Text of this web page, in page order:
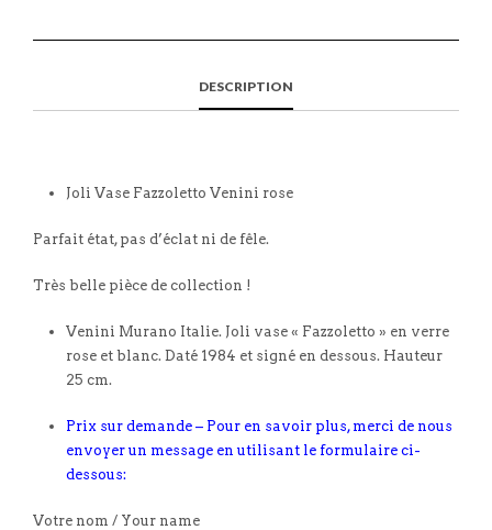
DESCRIPTION
Joli Vase Fazzoletto Venini rose
Parfait état, pas d’éclat ni de fêle.
Très belle pièce de collection !
Venini Murano Italie. Joli vase « Fazzoletto » en verre
rose et blanc. Daté 1984 et signé en dessous. Hauteur
25 cm.
Prix sur demande – Pour en savoir plus, merci de nous
envoyer un message en utilisant le formulaire ci-
dessous:
Votre nom / Your name